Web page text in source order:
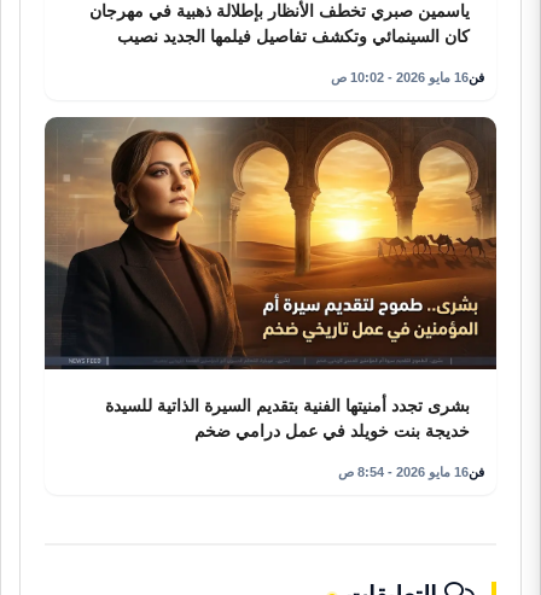
ياسمين صبري تخطف الأنظار بإطلالة ذهبية في مهرجان
كان السينمائي وتكشف تفاصيل فيلمها الجديد نصيب
فن16 مايو 2026 - 10:02 ص
بشرى تجدد أمنيتها الفنية بتقديم السيرة الذاتية للسيدة
خديجة بنت خويلد في عمل درامي ضخم
فن16 مايو 2026 - 8:54 ص